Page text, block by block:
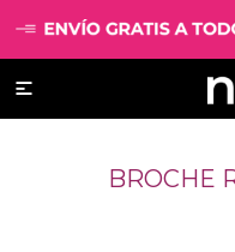

BROCHE